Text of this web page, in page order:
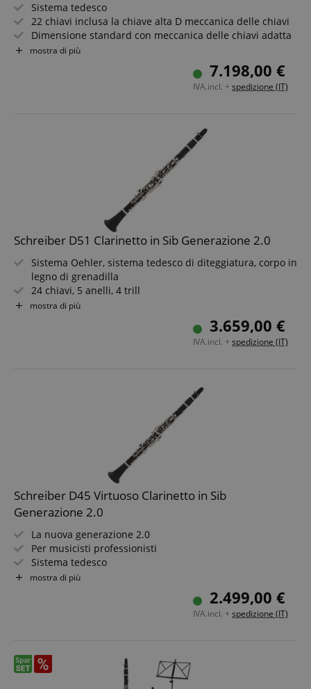
Sistema tedesco
22 chiavi inclusa la chiave alta D meccanica delle chiavi
Dimensione standard con meccanica delle chiavi adatta
ai bambini
Inclusi custodia, accessori e 2 ance a S
mostra di più
7.198,00 €
IVA.incl. + spedizione (IT)
Schreiber D51 Clarinetto in Sib Generazione 2.0
Sistema Oehler, sistema tedesco di diteggiatura, corpo in
legno di grenadilla
24 chiavi, 5 anelli, 4 trill
Si bemolle alto a forcella, collegamento chiavi
Fa a forcella, trill di Si e Do diesis, sollevatori di Mi
bemolle e Fa, meccanica Mi alto, anello campana
Inclusi vite per ancia GF, bocchino e custodia
mostra di più
3.659,00 €
IVA.incl. + spedizione (IT)
Schreiber D45 Virtuoso Clarinetto in Sib
Generazione 2.0
La nuova generazione 2.0
Per musicisti professionisti
Sistema tedesco
22 chiavi, 3 anelli, 4 trill
Collegamento chiave duodecima e doppia chiave C
Rete di fori evoluta e nuova forma del bocchino
Corpo in legno di grenadilla
mostra di più
2.499,00 €
IVA.incl. + spedizione (IT)